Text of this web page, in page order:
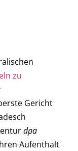
zu
Gericht
dpa
Aufenthalt